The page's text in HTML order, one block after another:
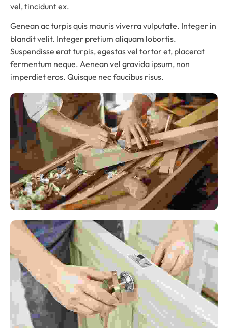
vel, tincidunt ex.
Genean ac turpis quis mauris viverra vulputate. Integer in
blandit velit. Integer pretium aliquam lobortis.
Suspendisse erat turpis, egestas vel tortor et, placerat
fermentum neque. Aenean vel gravida ipsum, non
imperdiet eros. Quisque nec faucibus risus.